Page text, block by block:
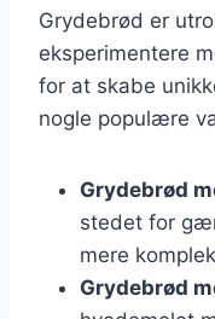
Grydebrød er
eksperimentere
for at skabe
nogle populære
Grydebrød
stedet for
mere
Grydebrød